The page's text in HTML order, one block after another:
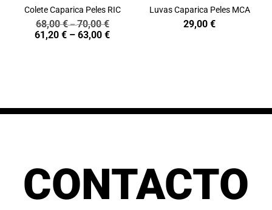
Colete Caparica Peles RIC
68,00€–70,00€Price
range:
61,20€ – 63,00€Price
Luvas Caparica Peles MCA
29,00€
CONTACTO